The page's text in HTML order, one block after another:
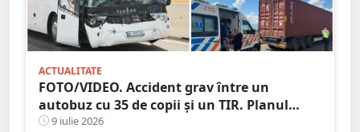
ACTUALITATE
FOTO/VIDEO. Accident grav între un
autobuz cu 35 de copii și un TIR. Planul
Roșu de Intervenție, 12 victime la spital
9 iulie 2026